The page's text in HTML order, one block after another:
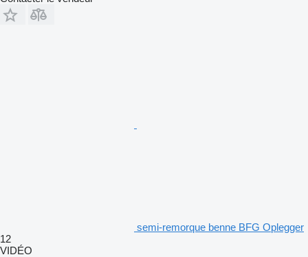
semi-remorque benne BFG Oplegger
12
VIDÉO